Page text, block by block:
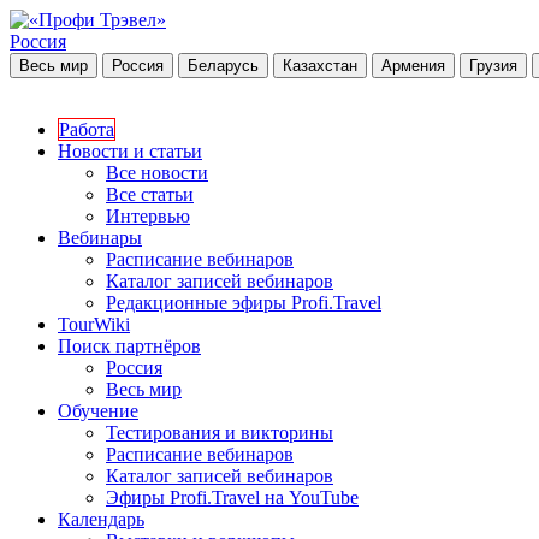
Россия
Весь мир Россия Беларусь Казахстан Армения Грузия
Работа
Новости и статьи
Все новости
Все статьи
Интервью
Вебинары
Расписание вебинаров
Каталог записей вебинаров
Редакционные эфиры Profi.Travel
TourWiki
Поиск партнёров
Россия
Весь мир
Обучение
Тестирования и викторины
Расписание вебинаров
Каталог записей вебинаров
Эфиры Profi.Travel на YouTube
Календарь